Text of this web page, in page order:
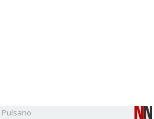
Pulsano